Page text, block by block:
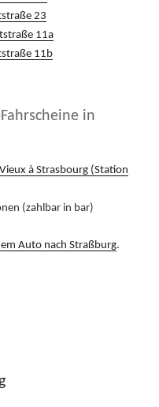
23
11a
11b
in
à Strasbourg (Station
(zahlbar in bar)
Auto nach Straßburg.